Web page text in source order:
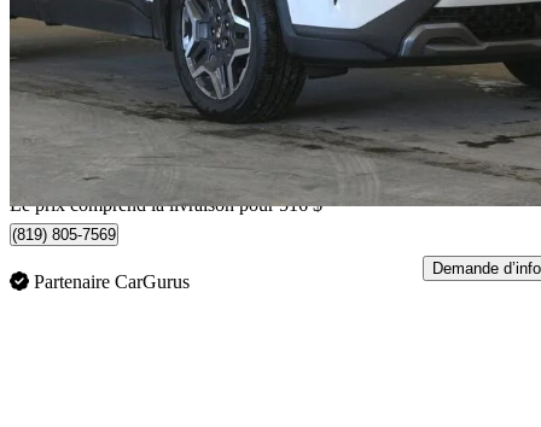
Urban AWD 135 670 km
19 499 $ Affaire
342 $/mois env.
Livraison à domicile de Magog, QC
Le prix comprend la livraison pour 516 $
(819) 805-7569
Partenaire CarGurus
Demande d’info